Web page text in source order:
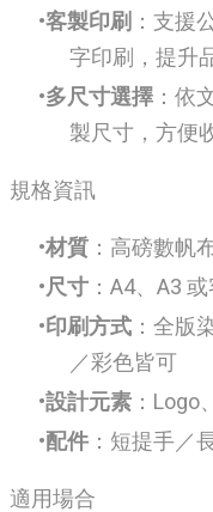
客製印刷 ：支援
字印刷，提升
多尺寸選擇 ：依
製尺寸，方便
規格資訊
材質 ：高磅數帆
尺寸 ：A4、A3
印刷方式 ：全版
／彩色皆可
設計元素 ：
配件 ：短提手／
適用場合